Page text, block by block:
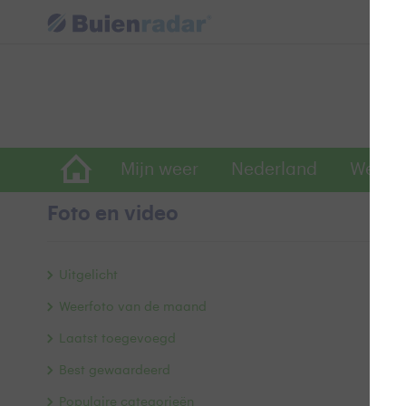
Mijn weer Nederland
Foto en video
Uitgelicht
Weerfoto van de maand
Laatst toegevoegd
Best gewaardeerd
Populaire categorieën